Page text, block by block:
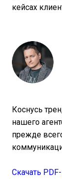
кейсах
Коснусь
нашего
прежде
Скачать